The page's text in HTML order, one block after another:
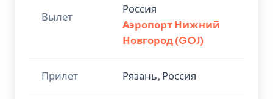
Вылет
Россия
Аэропорт Нижний
Новгород (GOJ)
Прилет Рязань, Россия